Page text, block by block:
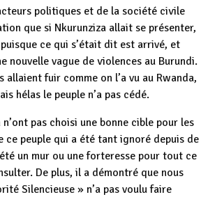
politiques et de la société civile
que si Nkurunziza allait se présenter,
ce qui s’était dit est arrivé, et
nouvelle vague de violences au Burundi.
fuir comme on l’a vu au Rwanda,
hélas le peuple n’a pas cédé.
pas choisi une bonne cible pour les
ce peuple qui a été tant ignoré depuis de
un mur ou une forteresse pour tout ce
De plus, il a démontré que nous
Silencieuse » n’a pas voulu faire